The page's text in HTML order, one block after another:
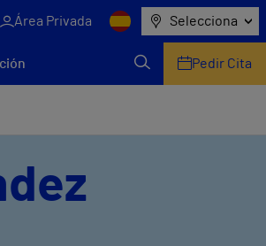
Área Privada Selecciona
Pedir Cita